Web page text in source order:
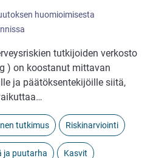
huomioimisesta
tutkijoiden verkosto
) on koostanut mittavan
ja päätöksentekijöille siitä,
tutkimus Riskinarviointi
ja puutarha Kasvit